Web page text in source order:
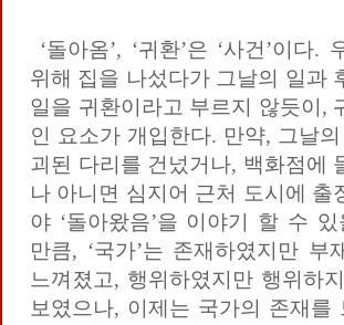
‘돌아옴’, ‘귀환’은 ‘사건’이다.
위해 집을 나섰다가 그날의 일과
일을 귀환이라고 부르지 않듯이,
인 요소가 개입한다. 만약, 그날
괴된 다리를 건넜거나, 백화점에
나 아니면 심지어 근처 도시에 출
야 ‘돌아왔음’을 이야기 할 수
만큼, ‘국가’는 존재하였지만 부
느껴졌고, 행위하였지만 행위하
보였으나, 이제는 국가의 존재를